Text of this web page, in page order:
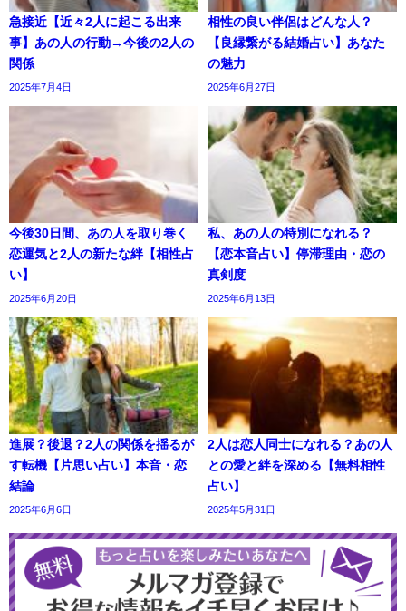
急接近【近々2人に起こる出来
事】あの人の行動→今後の2人の
関係
2025年7月4日
相性の良い伴侶はどんな人？
【良縁繋がる結婚占い】あなた
の魅力
2025年6月27日
今後30日間、あの人を取り巻く
恋運気と2人の新たな絆【相性占
い】
2025年6月20日
私、あの人の特別になれる？
【恋本音占い】停滞理由・恋の
真剣度
2025年6月13日
進展？後退？2人の関係を揺るが
す転機【片思い占い】本音・恋
結論
2025年6月6日
2人は恋人同士になれる？あの人
との愛と絆を深める【無料相性
占い】
2025年5月31日